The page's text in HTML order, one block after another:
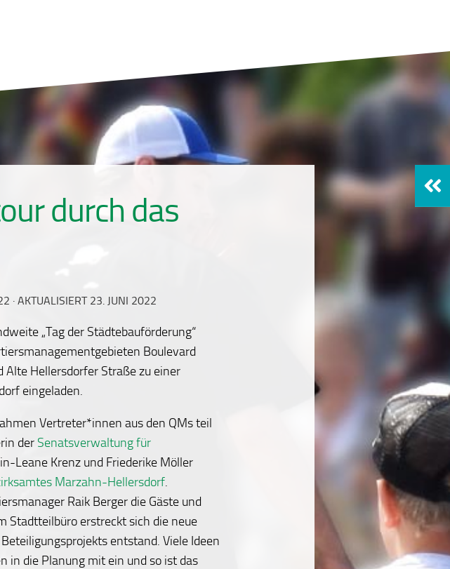
durch das
· AKTUALISIERT 23. JUNI 2022
„Tag der Städtebauförderung“
Boulevard
Alte Hellersdorfer Straße zu einer
eingeladen.
Vertreter*innen aus den QMs teil
der Senatsverwaltung für
Leane Krenz und Friederike Möller
Marzahn-Hellersdorf.
Raik Berger die Gäste und
Stadtteilbüro erstreckt sich die neue
entstand. Viele Ideen
in die Planung mit ein und so ist das